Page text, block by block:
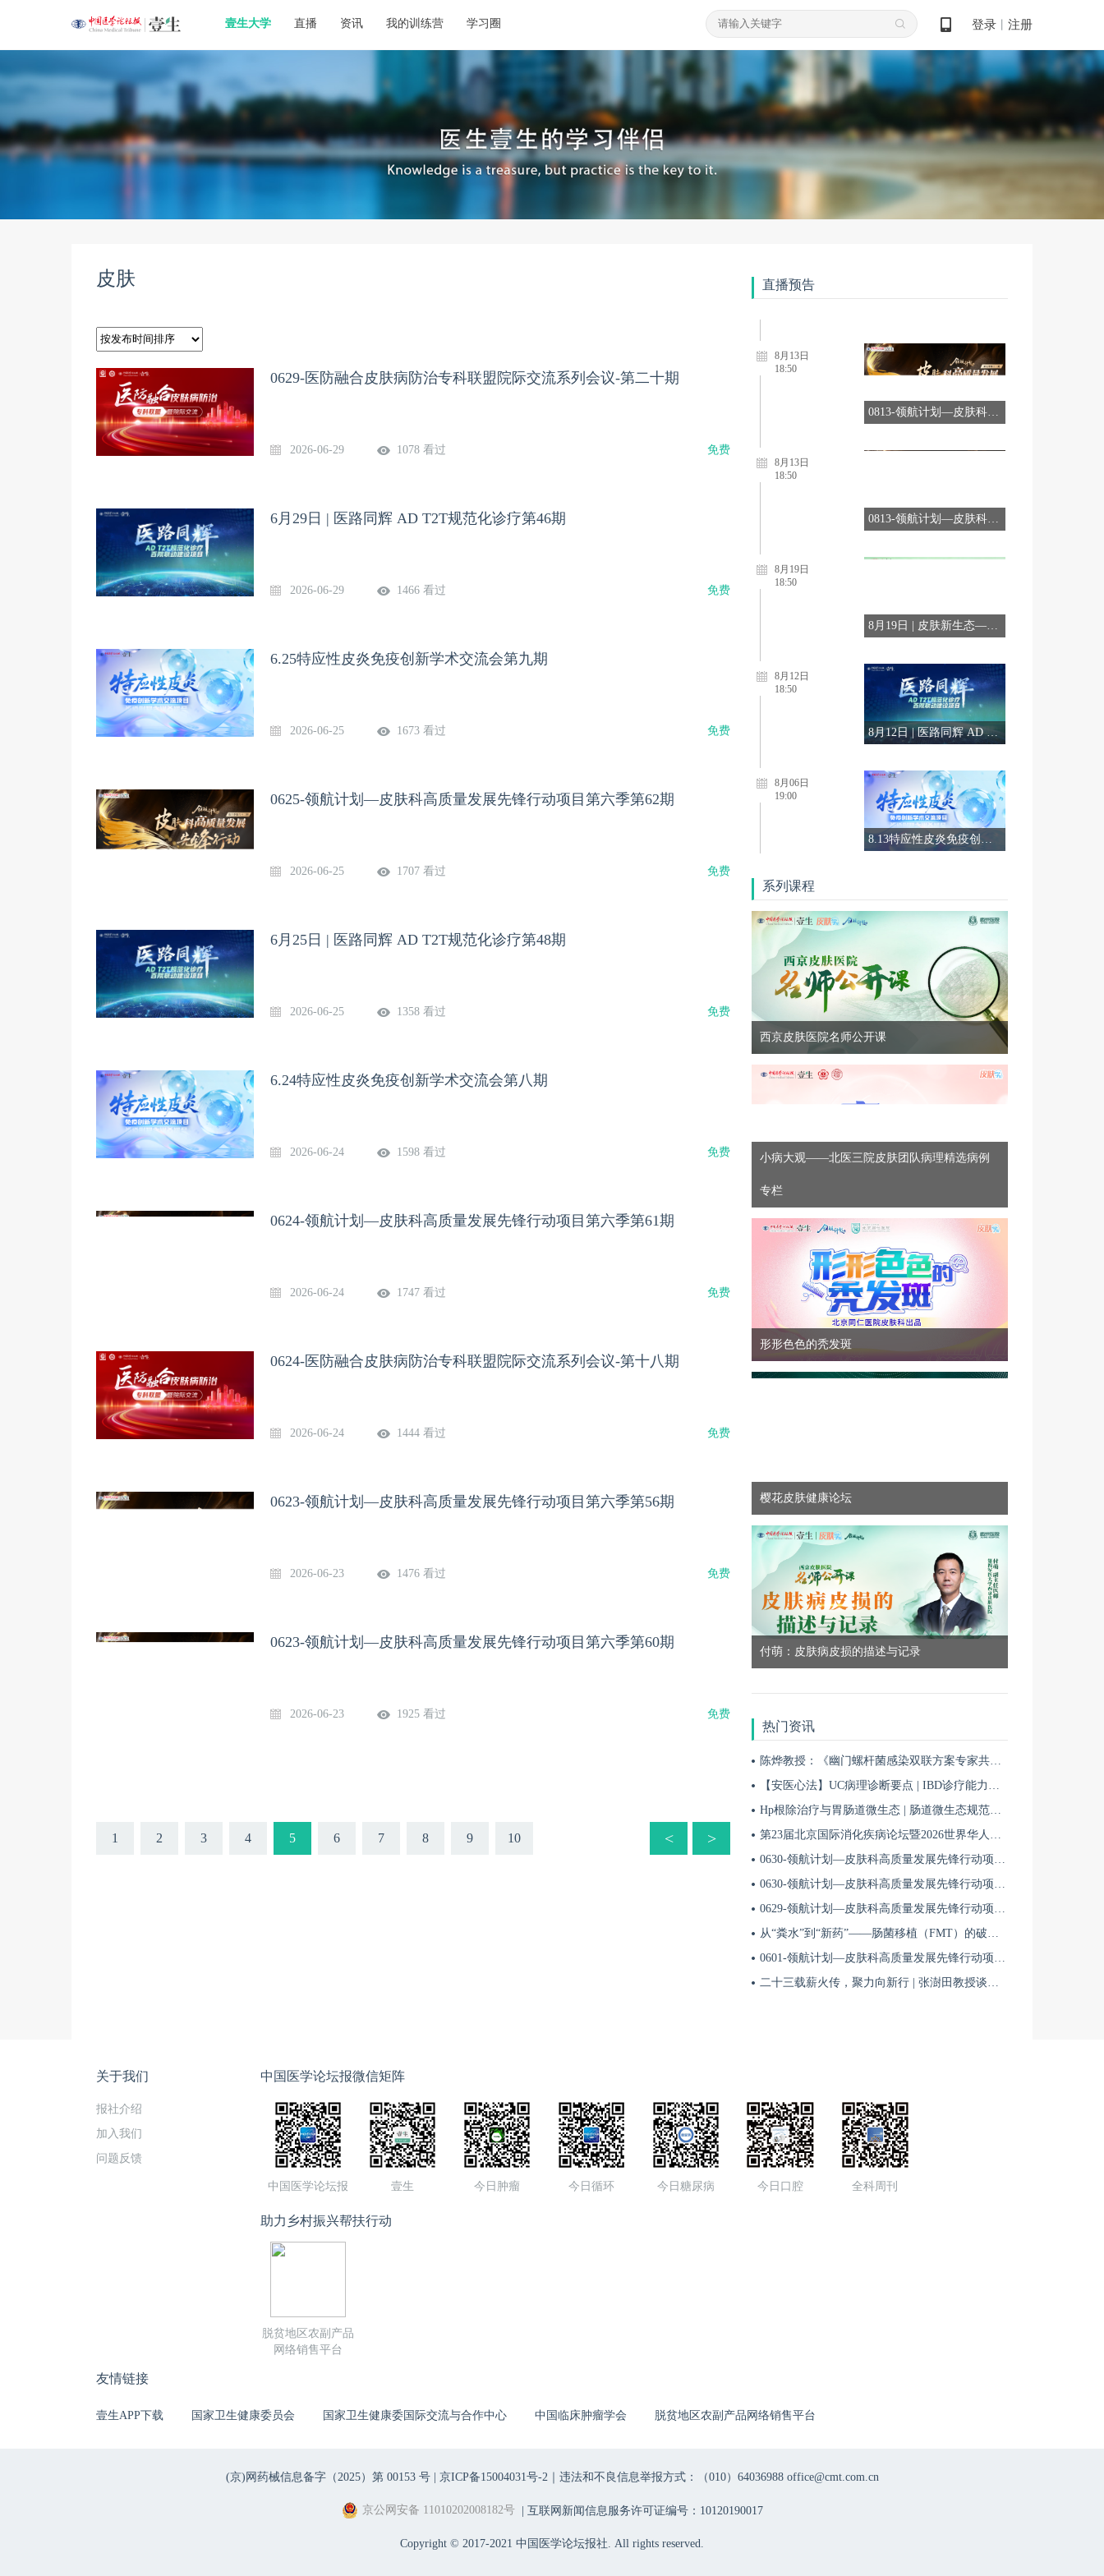
壹生大学 直播 资讯 我的训练营 学习圈 登录 注册
皮肤
0629-医防融合皮肤病防治专科联盟院际交流系列会议-第二十期
2026-06-29 1078 看过 免费
6月29日 | 医路同辉 AD T2T规范化诊疗第46期
2026-06-29 1466 看过 免费
6.25特应性皮炎免疫创新学术交流会第九期
2026-06-25 1673 看过 免费
0625-领航计划—皮肤科高质量发展先锋行动项目第六季第62期
2026-06-25 1707 看过 免费
6月25日 | 医路同辉 AD T2T规范化诊疗第48期
2026-06-25 1358 看过 免费
6.24特应性皮炎免疫创新学术交流会第八期
2026-06-24 1598 看过 免费
0624-领航计划—皮肤科高质量发展先锋行动项目第六季第61期
2026-06-24 1747 看过 免费
0624-医防融合皮肤病防治专科联盟院际交流系列会议-第十八期
2026-06-24 1444 看过 免费
0623-领航计划—皮肤科高质量发展先锋行动项目第六季第56期
2026-06-23 1476 看过 免费
0623-领航计划—皮肤科高质量发展先锋行动项目第六季第60期
2026-06-23 1925 看过 免费
1 2 3 4 5 6 7 8 9 10 < >
直播预告
8月10日
0810-领航计划—皮肤科高质量发展先锋行动项目第七季第8期
18:50
18:50
18:50
18:50
18:50
19:00
8.13特应性皮炎免疫创新学术交流会第十九期
18:50
8月10日
18:50
0810-领航计划—皮肤科高质量发展先锋行动项目第七季第7期
0810-领航计划—皮肤科高质量发展先锋行动项目第七季第8期
8月10日
18:50
8月12日
18:50
0812-领航计划—皮肤科高质量发展先锋行动项目第七季第10期
8月13日
18:50
0813-领航计划—皮肤科高质量发展先锋行动项目第七季第12期
8月19日
18:50
8月12日
18:50
8月12日 | 医路同辉 AD T2T规范化诊疗第56期
系列课程
西京皮肤医院名师公开课
小病大观——北医三院皮肤团队病理精选病例
专栏
形形色色的秃发斑
樱花皮肤健康论坛
付萌：皮肤病皮损的描述与记录
热门资讯
关于我们
报社介绍
加入我们
问题反馈
中国医学论坛报微信矩阵
中国医学论坛报 壹生 今日肿瘤 今日循环 今日糖尿病 今日口腔 全科周刊
助力乡村振兴帮扶行动
脱贫地区农副产品
网络销售平台
友情链接
壹生APP下载 国家卫生健康委员会 国家卫生健康委国际交流与合作中心 中国临床肿瘤学会 脱贫地区农副产品网络销售平台
(京)网药械信息备字（2025）第 00153 号 | 京ICP备15004031号-2 ｜违法和不良信息举报方式：（010）64036988 office@cmt.com.cn
京公网安备 11010202008182号| 互联网新闻信息服务许可证编号：10120190017
Copyright © 2017-2021 中国医学论坛报社. All rights reserved.